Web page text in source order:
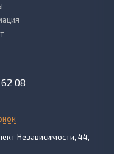
08
Независимости, 44,